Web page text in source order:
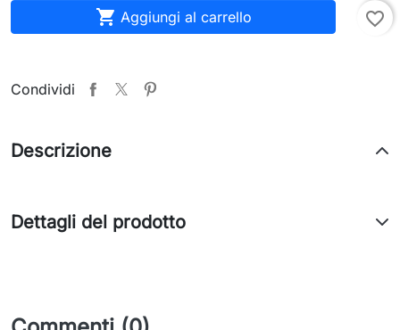
 Aggiungi al carrello favorite_border
Condividi
Descrizione
Dettagli del prodotto